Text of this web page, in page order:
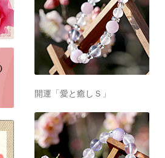
開運「愛と癒しＳ」